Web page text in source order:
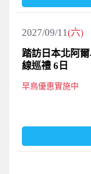
2027/09/11(六)
踏訪日本北阿
線巡禮 6日
早鳥優惠實施中